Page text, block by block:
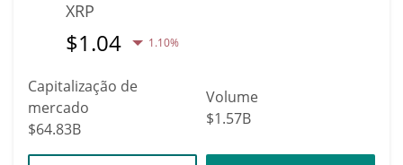
XRP
$1.04 1.10%
Capitalização de
mercado
$64.83B
Volume
$1.57B